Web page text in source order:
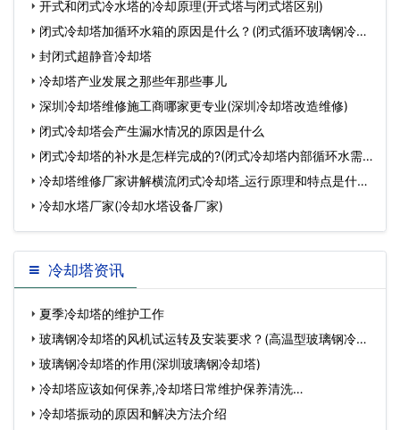
开式和闭式冷水塔的冷却原理(开式塔与闭式塔区别)
闭式冷却塔加循环水箱的原因是什么？(闭式循环玻璃钢冷却
塔厂
封闭式超静音冷却塔
冷却塔产业发展之那些年那些事儿
深圳冷却塔维修施工商哪家更专业(深圳冷却塔改造维修)
闭式冷却塔会产生漏水情况的原因是什么
闭式冷却塔的补水是怎样完成的?(闭式冷却塔内部循环水需
要 冷却塔维修厂家讲解横流闭式冷却塔_运行原理和特点是什么
冷却水塔厂家(冷却水塔设备厂家)
冷却塔资讯
夏季冷却塔的维护工作
玻璃钢冷却塔的风机试运转及安装要求？(高温型玻璃钢冷却
塔型…
玻璃钢冷却塔的作用(深圳玻璃钢冷却塔)
冷却塔应该如何保养,冷却塔日常维护保养清洗…
冷却塔振动的原因和解决方法介绍